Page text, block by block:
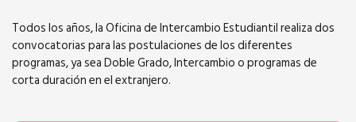
Todos los años, la Oficina de lntercambio Estudiantil realiza dos
convocatorias para las postulaciones de los diferentes
programas, ya sea Doble Grado, Intercambio o programas de
corta duración en el extranjero.